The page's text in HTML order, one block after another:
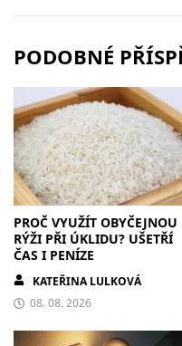
PODOBNÉ
PROČ VYUŽÍT OBYČEJNOU
RÝŽI PŘI ÚKLIDU? UŠETŘÍ
ČAS I PENÍZE
KATEŘINA LULKOVÁ
08. 08. 2026